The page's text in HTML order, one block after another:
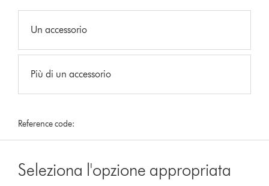
Un accessorio
Più di un accessorio
Reference code:
Seleziona l'opzione appropriata